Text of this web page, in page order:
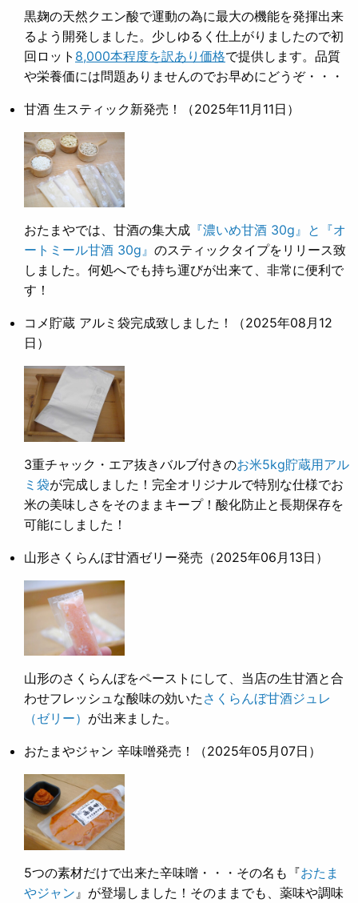
黒麹の天然クエン酸で運動の為に最大の機能を発揮出来
るよう開発しました。少しゆるく仕上がりましたので初
回ロット 8,000本程度を訳あり価格で提供します。品質
や栄養価には問題ありませんのでお早めにどうぞ・・・
甘酒 生スティック新発売！ （2025年11月11日）
おたまやでは、甘酒の集大成 『濃いめ甘酒 30g』と『オ
ートミール甘酒 30g』 のスティックタイプをリリース致
しました。何処へでも持ち運びが出来て、非常に便利で
す！
コメ貯蔵 アルミ袋完成致しました！
（2025年08月12
日）
3重チャック・エア抜きバルブ付きのお米5kg貯蔵用アル
ミ袋が完成しました！完全オリジナルで特別な仕様でお
米の美味しさをそのままキープ！酸化防止と長期保存を
可能にしました！
山形さくらんぼ甘酒ゼリー発売 （2025年06月13日）
山形のさくらんぼをペーストにして、当店の生甘酒と合
わせフレッシュな酸味の効いた さくらんぼ甘酒ジュレ
（ゼリー） が出来ました。
おたまやジャン 辛味噌発売！ （2025年05月07日）
5つの素材だけで出来た辛味噌・・・その名も『おたま
やジャン 』が登場しました！そのままでも、薬味や調味